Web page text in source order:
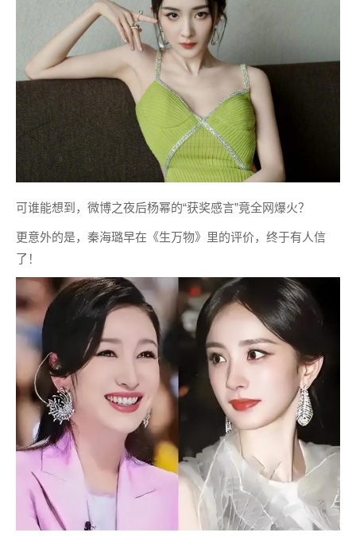
可谁能想到，微博之夜后杨幂的“获奖感言”竟全网爆火？
更意外的是，秦海璐早在《生万物》里的评价，终于有人信
了！